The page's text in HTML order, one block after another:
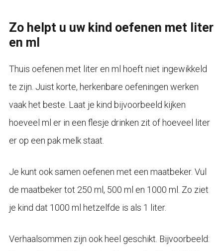
Zo helpt u uw kind oefenen met liter
en ml
Thuis oefenen met liter en ml hoeft niet ingewikkeld
te zijn. Juist korte, herkenbare oefeningen werken
vaak het beste. Laat je kind bijvoorbeeld kijken
hoeveel ml er in een flesje drinken zit of hoeveel liter
er op een pak melk staat.
Je kunt ook samen oefenen met een maatbeker. Vul
de maatbeker tot 250 ml, 500 ml en 1000 ml. Zo ziet
je kind dat 1000 ml hetzelfde is als 1 liter.
Verhaalsommen zijn ook heel geschikt. Bijvoorbeeld: